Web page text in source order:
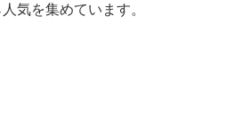
気を集めています。